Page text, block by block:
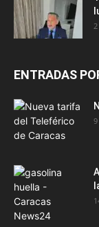
ENTRADAS